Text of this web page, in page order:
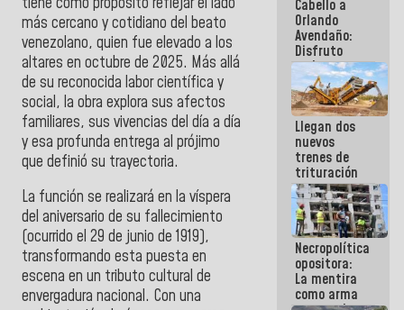
más cercano y cotidiano del beato
venezolano, quien fue elevado a los
altares en octubre de 2025. Más allá
de su reconocida labor científica y
social, la obra explora sus afectos
familiares, sus vivencias del día a día
y esa profunda entrega al prójimo
que definió su trayectoria.
La función se realizará en la víspera
del aniversario de su fallecimiento
(ocurrido el 29 de junio de 1919),
transformando esta puesta en
escena en un tributo cultural de
envergadura nacional. Con una
Cabello a
Orlando
Avendaño:
Disfruto
cada vez
que escribes
porque lo
que haces
es
embarrarla
Llegan dos
nuevos
trenes de
trituración
para
optimizar
manejo de
escombros
en La Guaira
Necropolítica
opositora:
La mentira
como arma